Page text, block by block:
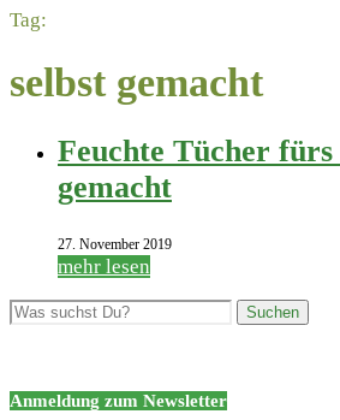
Tag:
selbst gemacht
Feuchte Tücher fürs
gemacht
27. November 2019
mehr lesen
Anmeldung zum Newsletter